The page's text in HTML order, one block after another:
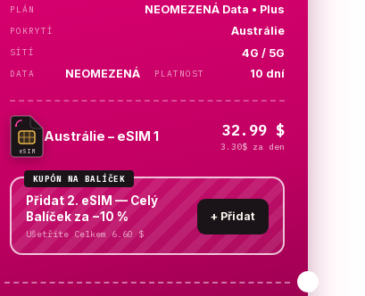
PLÁN NEOMEZENÁ Data • Plus
POKRYTÍ Austrálie
SÍTÍ 4G / 5G
DATA NEOMEZENÁ PLATNOST 10 dní
eSIM
Austrálie – eSIM 1 32.99 $
3.30$ za den
KUPÓN NA BALÍČEK
Přidat 2. eSIM — Celý
Balíček za −10 %
Ušetříte Celkem 6.60 $
+ Přidat